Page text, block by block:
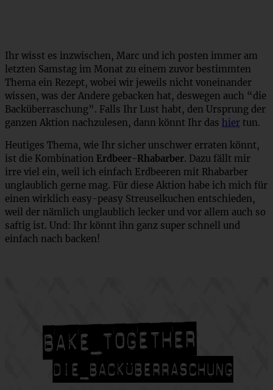
Ihr wisst es inzwischen, Marc und ich posten immer am
letzten Samstag im Monat zu einem zuvor bestimmten
Thema ein Rezept, wobei wir jeweils nicht voneinander
wissen, was der Andere gebacken hat, deswegen auch “die
Backüberraschung”. Falls Ihr Lust habt, den Ursprung der
ganzen Aktion nachzulesen, dann könnt Ihr das hier tun.
Heutiges Thema, wie Ihr sicher unschwer erraten könnt,
ist die Kombination Erdbeer-Rhabarber. Dazu fällt mir
irre viel ein, weil ich einfach Erdbeeren mit Rhabarber
unglaublich gerne mag. Für diese Aktion habe ich mich für
einen wirklich easy-peasy Streuselkuchen entschieden,
weil der nämlich unglaublich lecker und vor allem auch so
saftig ist. Und: Ihr könnt ihn ganz super schnell und
einfach nach backen!